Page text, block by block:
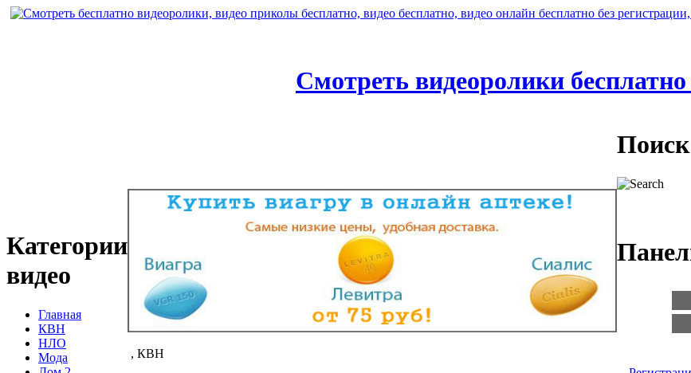
Смотреть видеоролики
Категории
видео
Главная
КВН
НЛО
Мода
, КВН